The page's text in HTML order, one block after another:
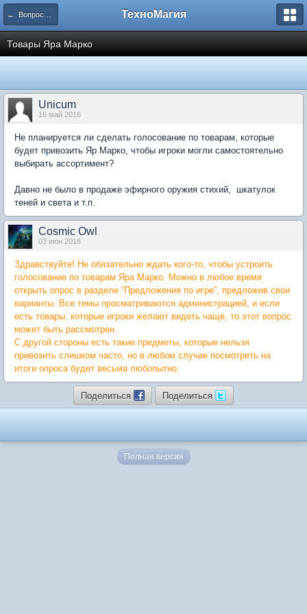
← Вопросы разработчикам ТехноМагия
Товары Яра Марко
Unicum
16 май 2016
Не планируется ли сделать голосование по товарам, которые
будет привозить Яр Марко, чтобы игроки могли самостоятельно
выбирать ассортимент?
Давно не было в продаже эфирного оружия стихий, шкатулок
теней и света и т.п.
Cosmic Owl
03 июн 2016
Здравствуйте! Не обязательно ждать кого-то, чтобы устроить
голосование по товарам Яра Марко. Можно в любое время
открыть опрос в разделе “Предложения по игре”, предложив свои
варианты. Все темы просматриваются администрацией, и если
есть товары, которые игроки желают видеть чаще, то этот вопрос
может быть рассмотрен.
С другой стороны есть такие предметы, которые нельзя
привозить слишком часто, но в любом случае посмотреть на
итоги опроса будет весьма любопытно.
Поделиться Поделиться
Полная версия